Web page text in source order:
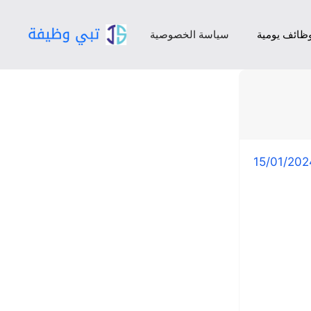
يومية سياسة الخصوصية
15/01/